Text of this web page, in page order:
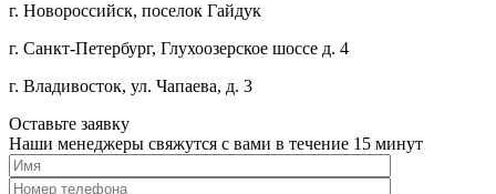
г. Новороссийск, поселок Гайдук
г. Санкт-Петербург, Глухоозерское шоссе д. 4
г. Владивосток, ул. Чапаева, д. 3
Оставьте заявку
Наши менеджеры свяжутся с вами в течение 15 минут